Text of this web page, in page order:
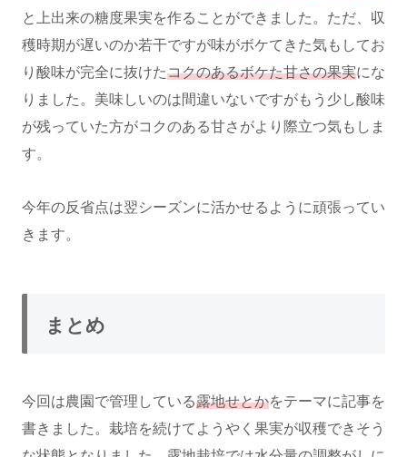
と上出来の糖度果実を作ることができました。ただ、収
穫時期が遅いのか若干ですが味がボケてきた気もしてお
り酸味が完全に抜けたコクのあるボケた甘さの果実にな
りました。美味しいのは間違いないですがもう少し酸味
が残っていた方がコクのある甘さがより際立つ気もしま
す。
今年の反省点は翌シーズンに活かせるように頑張ってい
きます。
まとめ
今回は農園で管理している露地せとかをテーマに記事を
書きました。栽培を続けてようやく果実が収穫できそう